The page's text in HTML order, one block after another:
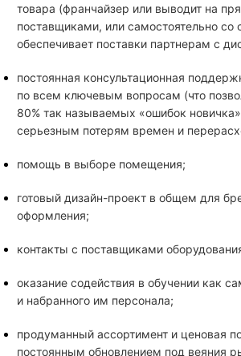
товара (франчайзер или выводит на
поставщиками, или самостоятельно со
обеспечивает поставки партнерам с
постоянная консультационная
по всем ключевым вопросам (что
80% так называемых «ошибок
серьезным потерям времен и
помощь в выборе помещения;
готовый дизайн-проект в общем для
оформления;
контакты с поставщиками
оказание содействия в обучении как
и набранного им персонала;
продуманный ассортимент и ценовая
постоянным обновлением под веяния